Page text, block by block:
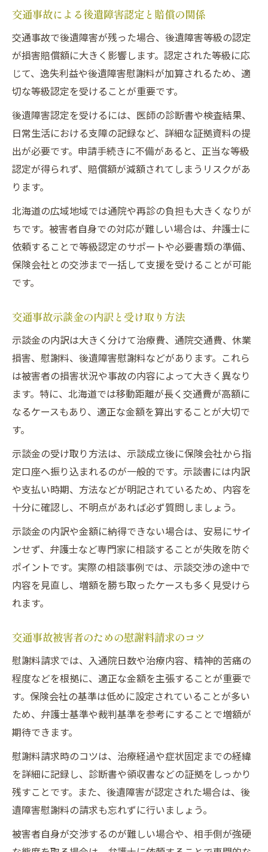
交通事故による後遺障害認定と賠償の関係
交通事故で後遺障害が残った場合、後遺障害等級の認定
が損害賠償額に大きく影響します。認定された等級に応
じて、逸失利益や後遺障害慰謝料が加算されるため、適
切な等級認定を受けることが重要です。
後遺障害認定を受けるには、医師の診断書や検査結果、
日常生活における支障の記録など、詳細な証拠資料の提
出が必要です。申請手続きに不備があると、正当な等級
認定が得られず、賠償額が減額されてしまうリスクがあ
ります。
北海道の広域地域では通院や再診の負担も大きくなりが
ちです。被害者自身での対応が難しい場合は、弁護士に
依頼することで等級認定のサポートや必要書類の準備、
保険会社との交渉まで一括して支援を受けることが可能
です。
交通事故示談金の内訳と受け取り方法
示談金の内訳は大きく分けて治療費、通院交通費、休業
損害、慰謝料、後遺障害慰謝料などがあります。これら
は被害者の損害状況や事故の内容によって大きく異なり
ます。特に、北海道では移動距離が長く交通費が高額に
なるケースもあり、適正な金額を算出することが大切で
す。
示談金の受け取り方法は、示談成立後に保険会社から指
定口座へ振り込まれるのが一般的です。示談書には内訳
や支払い時期、方法などが明記されているため、内容を
十分に確認し、不明点があれば必ず質問しましょう。
示談金の内訳や金額に納得できない場合は、安易にサイ
ンせず、弁護士など専門家に相談することが失敗を防ぐ
ポイントです。実際の相談事例では、示談交渉の途中で
内容を見直し、増額を勝ち取ったケースも多く見受けら
れます。
交通事故被害者のための慰謝料請求のコツ
慰謝料請求では、入通院日数や治療内容、精神的苦痛の
程度などを根拠に、適正な金額を主張することが重要で
す。保険会社の基準は低めに設定されていることが多い
ため、弁護士基準や裁判基準を参考にすることで増額が
期待できます。
慰謝料請求時のコツは、治療経過や症状固定までの経緯
を詳細に記録し、診断書や領収書などの証拠をしっかり
残すことです。また、後遺障害が認定された場合は、後
遺障害慰謝料の請求も忘れずに行いましょう。
被害者自身が交渉するのが難しい場合や、相手側が強硬